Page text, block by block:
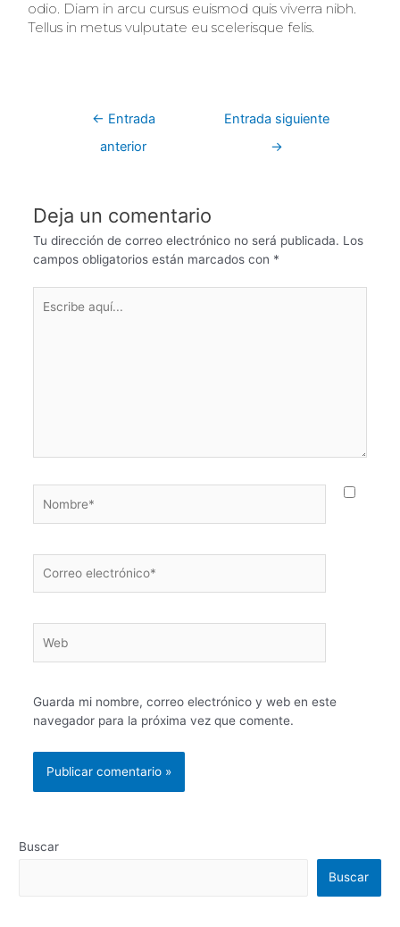
odio. Diam in arcu cursus euismod quis viverra nibh.
Tellus in metus vulputate eu scelerisque felis.
← Entrada
anterior
Entrada siguiente
→
Deja un comentario
Tu dirección de correo electrónico no será publicada. Los
campos obligatorios están marcados con *
aquí...
electrónico*
Guarda mi nombre, correo electrónico y web en este
navegador para la próxima vez que comente.
Buscar
Buscar